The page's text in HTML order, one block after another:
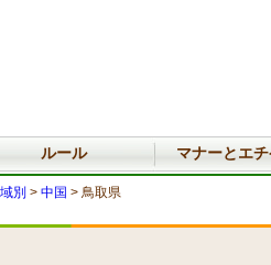
ルール マナーとエ
別 > 中国 > 鳥取県